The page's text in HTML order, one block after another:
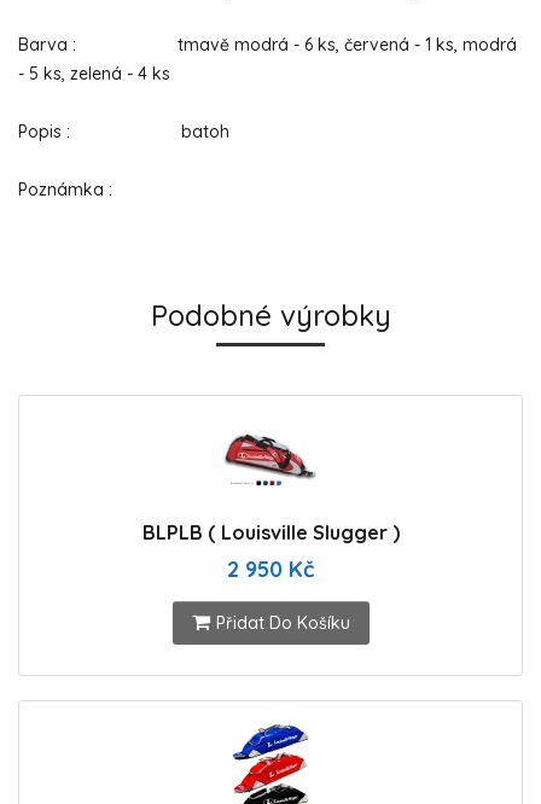
Barva : tmavě modrá - 6 ks, červená - 1 ks, modrá
- 5 ks, zelená - 4 ks
Popis : batoh
Poznámka :
Podobné výrobky
BLPLB ( Louisville Slugger )
2 950 Kč
Přidat Do Košíku